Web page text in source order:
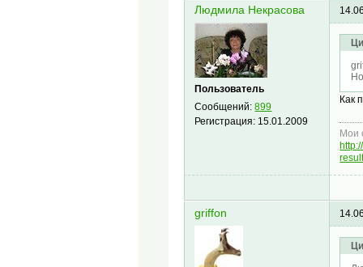
Людмила Некрасова
Пользователь
Сообщений:899
Регистрация: 15.01.2009
Как
Мои
griffon